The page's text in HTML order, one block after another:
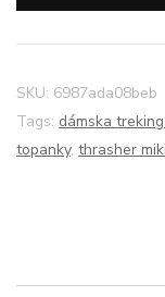
SKU: 6987ada08beb
Tags: dámska
topanky, thrasher